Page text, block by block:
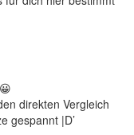
direkten Vergleich
gespannt |D’